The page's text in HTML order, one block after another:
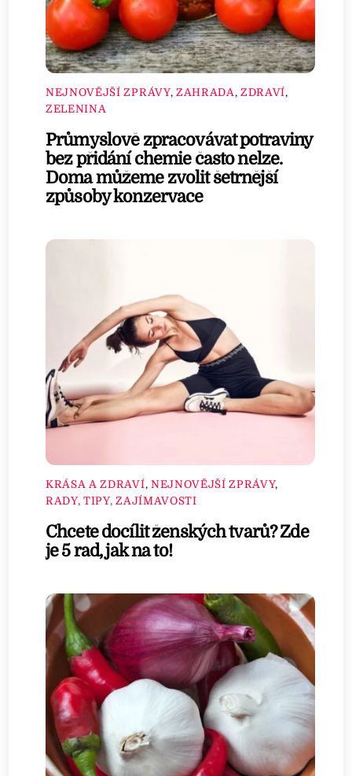
NEJNOVĚJŠÍ ZPRÁVY, ZAHRADA, ZDRAVÍ,
ZELENINA
Průmyslově zpracovávat potraviny
bez přidání chemie často nelze.
Doma můžeme zvolit šetrnější
způsoby konzervace
KRÁSA A ZDRAVÍ, NEJNOVĚJŠÍ ZPRÁVY,
RADY, TIPY, ZAJÍMAVOSTI
Chcete docílit ženských tvarů? Zde
je 5 rad, jak na to!